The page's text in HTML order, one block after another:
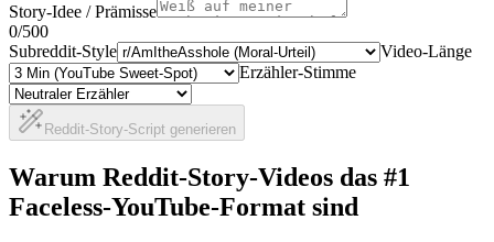
Story-Idee / Prämisse
0/500
Subreddit-Style
Video-Länge
Erzähler-Stimme
Reddit-Story-Script generieren
Warum Reddit-Story-Videos das #1
Faceless-YouTube-Format sind